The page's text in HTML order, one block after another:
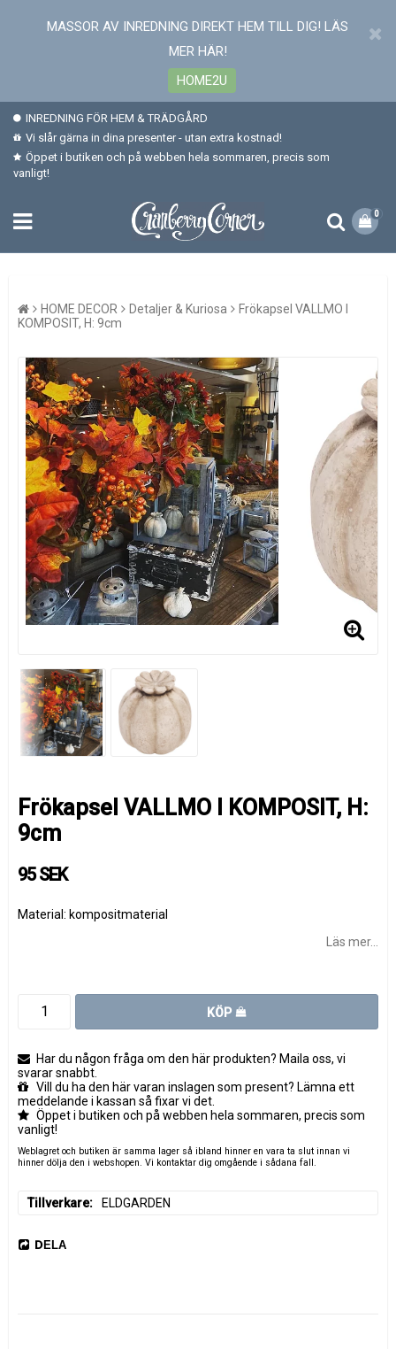
MASSOR AV INREDNING DIREKT HEM TILL DIG! LÄS
MER HÄR!
HOME2U
INREDNING FÖR HEM & TRÄDGÅRD
Vi slår gärna in dina presenter - utan extra kostnad!
Öppet i butiken och på webben hela sommaren, precis som
vanligt!
0
HOME DECOR Detaljer & Kuriosa
Frökapsel VALLMO I
KOMPOSIT, H: 9cm
Frökapsel VALLMO I KOMPOSIT, H:
9cm
95 SEK
Material: kompositmaterial
Läs mer...
KÖP
Har du någon fråga om den här produkten? Maila oss, vi
svarar snabbt.
Vill du ha den här varan inslagen som present? Lämna ett
meddelande i kassan så fixar vi det.
Öppet i butiken och på webben hela sommaren, precis som
vanligt!
Weblagret och butiken är samma lager så ibland hinner en vara ta slut innan vi
hinner dölja den i webshopen. Vi kontaktar dig omgående i sådana fall.
Tillverkare ELDGARDEN
DELA